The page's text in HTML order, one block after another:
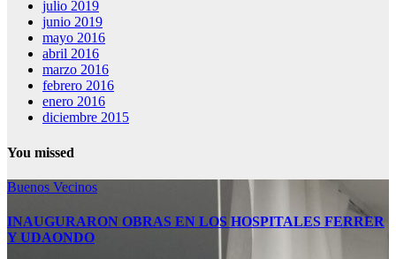
julio 2019
junio 2019
mayo 2016
abril 2016
marzo 2016
febrero 2016
enero 2016
diciembre 2015
You missed
Buenos Vecinos
INAUGURARON OBRAS EN LOS HOSPITALES FERRER
Y UDAONDO